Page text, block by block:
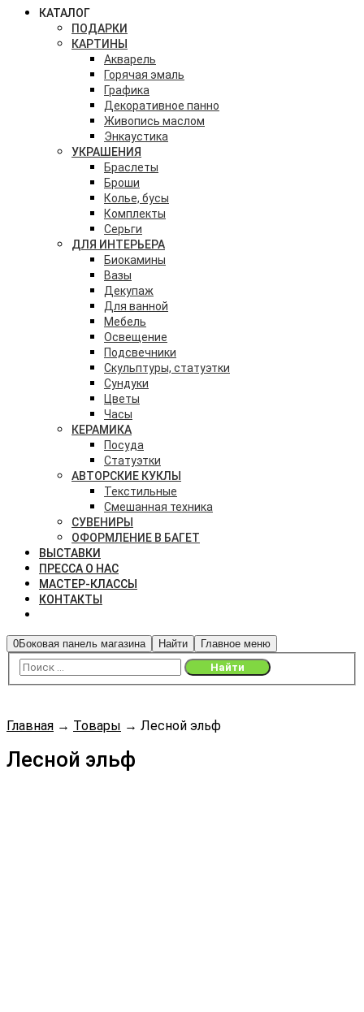
КАТАЛОГ
ПОДАРКИ
КАРТИНЫ
Акварель
Горячая эмаль
Графика
Декоративное панно
Живопись маслом
Энкаустика
УКРАШЕНИЯ
Браслеты
Броши
Колье, бусы
Комплекты
Серьги
ДЛЯ ИНТЕРЬЕРА
Биокамины
Вазы
Декупаж
Для ванной
Мебель
Освещение
Подсвечники
Скульптуры, статуэтки
Сундуки
Цветы
Часы
КЕРАМИКА
Посуда
Статуэтки
АВТОРСКИЕ КУКЛЫ
Текстильные
Смешанная техника
СУВЕНИРЫ
ОФОРМЛЕНИЕ В БАГЕТ
ВЫСТАВКИ
ПРЕССА О НАС
МАСТЕР-КЛАССЫ
КОНТАКТЫ
0Боковая панель магазина Найти Главное меню
Главная → Товары → Лесной эльф
Лесной эльф